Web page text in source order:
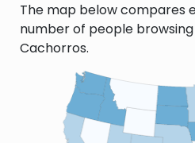
The map below compares
number of people browsing
Cachorros.